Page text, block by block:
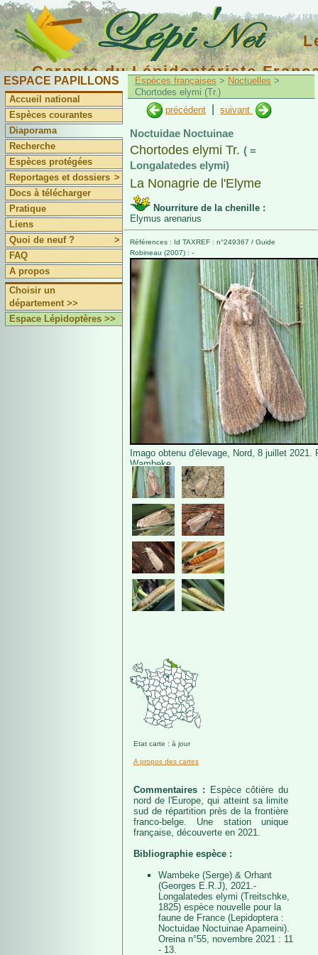
Carnets du Lépidoptériste
ESPACE PAPILLONS
Accueil national
Espèces courantes
Diaporama
Recherche
Espèces protégées
Reportages et dossiers >
Docs à télécharger
Pratique
Liens
Quoi de neuf ?
>
FAQ
A propos
Choisir un
département >>
Espace Lépidoptères >>
Espèces françaises > Noctuelles >
Chortodes elymi (Tr.)
précédent
suivant
Noctuidae Noctuinae
Chortodes elymi Tr. ( =
Longalatedes elymi)
La Nonagrie de l'Elyme
Nourriture de la chenille :
Elymus arenarius
Références : Id TAXREF : n°249367 / Guide
Robineau (2007) : -
Imago obtenu d'élevage, Nord, 8 juillet 2021.
Wambeke.
Etat carte : à jour
A propos des cartes
Commentaires :
Espèce côtière du
nord de l'Europe, qui atteint sa limite
sud de répartition près de la frontière
franco-belge. Une station unique
française, découverte en 2021.
Bibliographie espèce :
Wambeke (Serge) & Orhant
(Georges E.R.J), 2021.-
Longalatedes elymi (Treitschke,
1825) espèce nouvelle pour la
faune de France (Lepidoptera :
Noctuidae Noctuinae Apameini).
Oreina n°55, novembre 2021 : 11
- 13.